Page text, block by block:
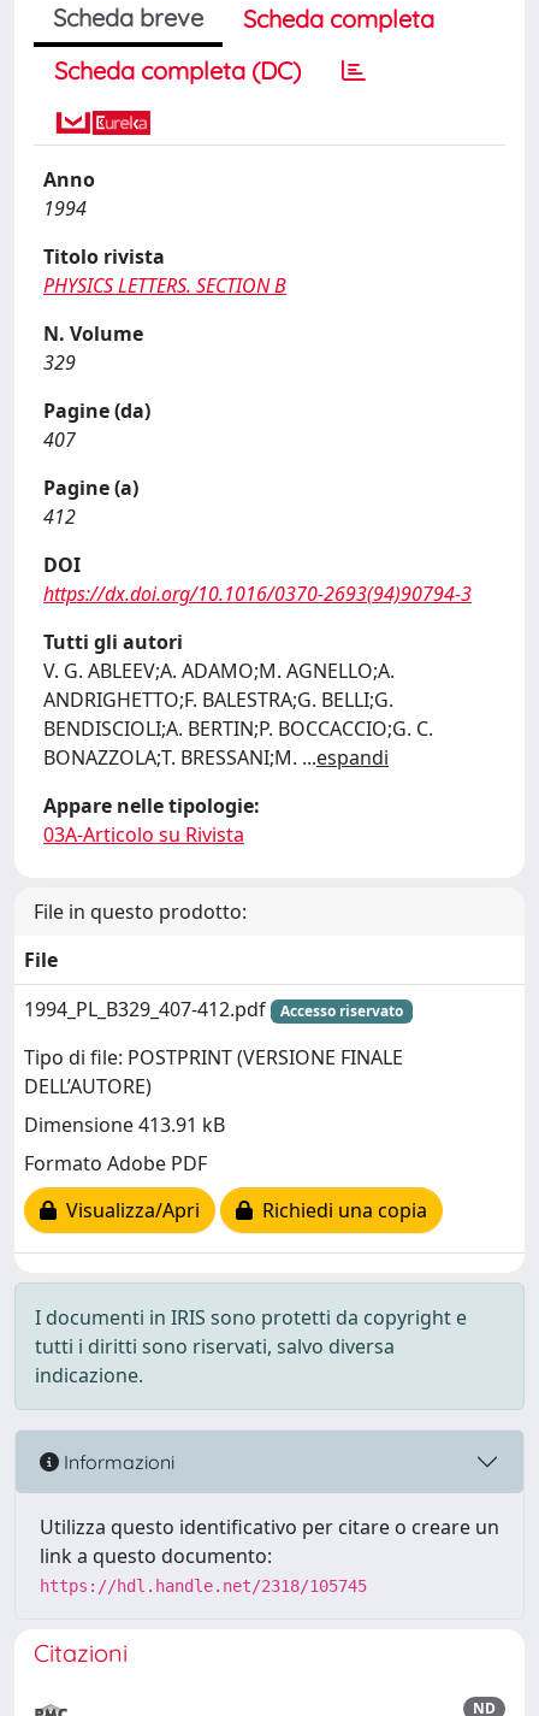
Scheda breve
Scheda completa
Scheda completa (DC)
Anno
1994
Titolo rivista
PHYSICS LETTERS. SECTION B
N. Volume
329
Pagine (da)
407
Pagine (a)
412
DOI
https://dx.doi.org/10.1016/0370-2693(94)90794-3
Tutti gli autori
V. G. ABLEEV;A. ADAMO;M. AGNELLO;A.
ANDRIGHETTO;F. BALESTRA;G. BELLI;G.
BENDISCIOLI;A. BERTIN;P. BOCCACCIO;G. C.
BONAZZOLA;T. BRESSANI;M. ...espandi
Appare nelle tipologie:
03A-Articolo su Rivista
File in questo prodotto:
File
1994_PL_B329_407-412.pdf
Accesso riservato
Tipo di file: POSTPRINT (VERSIONE FINALE
DELL’AUTORE)
Dimensione 413.91 kB
Formato Adobe PDF
Visualizza/Apri
Richiedi una copia
I documenti in IRIS sono protetti da copyright e
tutti i diritti sono riservati, salvo diversa
indicazione.
Informazioni
Utilizza questo identificativo per citare o creare un
link a questo documento:
https://hdl.handle.net/2318/105745
Citazioni
ND